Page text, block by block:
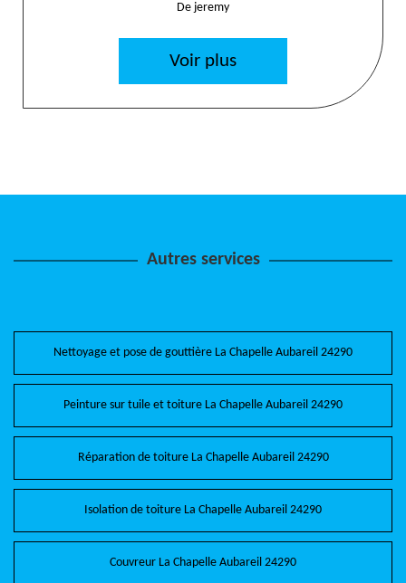
De jeremy
Voir plus
Autres services
Nettoyage et pose de gouttière La Chapelle Aubareil 24290
Peinture sur tuile et toiture La Chapelle Aubareil 24290
Réparation de toiture La Chapelle Aubareil 24290
Isolation de toiture La Chapelle Aubareil 24290
Couvreur La Chapelle Aubareil 24290